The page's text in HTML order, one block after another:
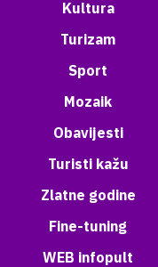
Kultura
Turizam
Sport
Mozaik
Obavijesti
Turisti kažu
Zlatne godine
Fine-tuning
WEB infopult